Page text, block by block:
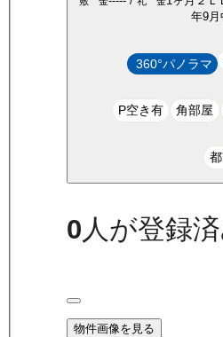
年9月
360°パノラマ
P空き有 角部屋
0人が登録
物件画像を見る